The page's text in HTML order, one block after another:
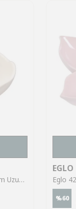
Eglo 427063 "FORLEYET" 14 Cm Uzunluğunda Dekoratif Alüminyum Krem-Beyaz Kase
EGLO
%60